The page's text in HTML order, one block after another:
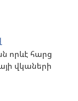
որևէ հարց
վկաների